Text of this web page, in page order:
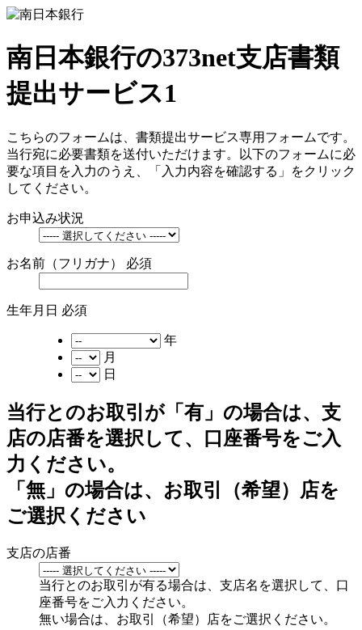
南日本銀行の373net支店書類
提出サービス1
こちらのフォームは、書類提出サービス専用フォームです。
当行宛に必要書類を送付いただけます。以下のフォームに必
要な項目を入力のうえ、「入力内容を確認する」をクリック
してください。
お申込み状況
お名前（フリガナ） 必須
生年月日 必須
年
月
日
当行とのお取引が「有」の場合は、支
店の店番を選択して、口座番号をご入
力ください。
「無」の場合は、お取引（希望）店を
ご選択ください
支店の店番
当行とのお取引が有る場合は、支店名を選択して、口
座番号をご入力ください。
無い場合は、お取引（希望）店をご選択ください。